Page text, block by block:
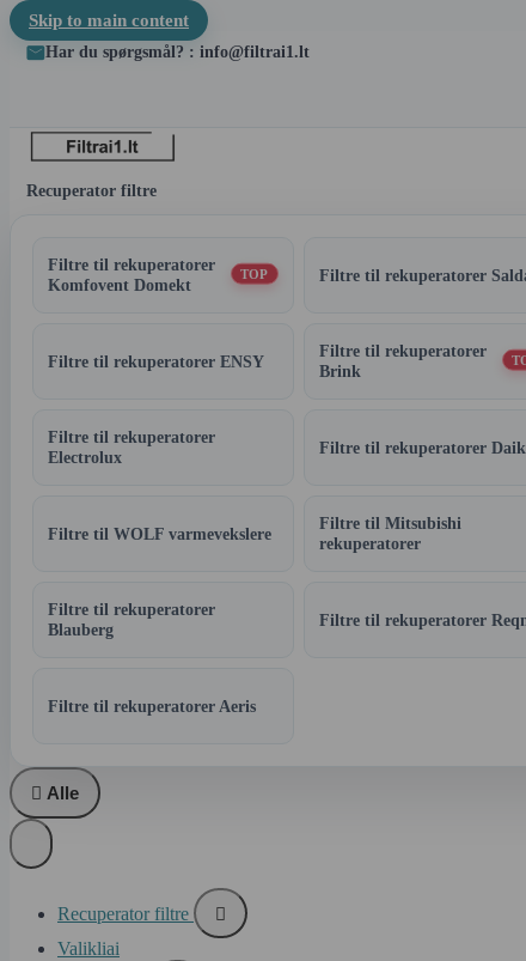
Skip to main content
Har du spørgsmål? : info@filtrai1.lt
Recuperator filtre
Filtre til rekuperatorer
Komfovent Domekt
TOP Filtre til rekuperatorer
Filtre til rekuperatorer ENSY
Filtre til rekuperatorer
Brink
Filtre til rekuperatorer
Electrolux
Filtre til rekuperatorer
Filtre til WOLF varmevekslere
Filtre til Mitsubishi
rekuperatorer
Filtre til rekuperatorer
Blauberg
Filtre til rekuperatorer
Filtre til rekuperatorer Aeris
 Alle
Recuperator filtre

Valikliai